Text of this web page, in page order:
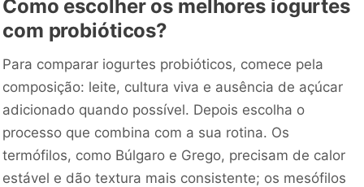
Como escolher os melhores iogurtes
com probióticos?
Para comparar iogurtes probióticos, comece pela
composição: leite, cultura viva e ausência de açúcar
adicionado quando possível. Depois escolha o
processo que combina com a sua rotina. Os
termófilos, como Búlgaro e Grego, precisam de calor
estável e dão textura mais consistente; os mesófilos